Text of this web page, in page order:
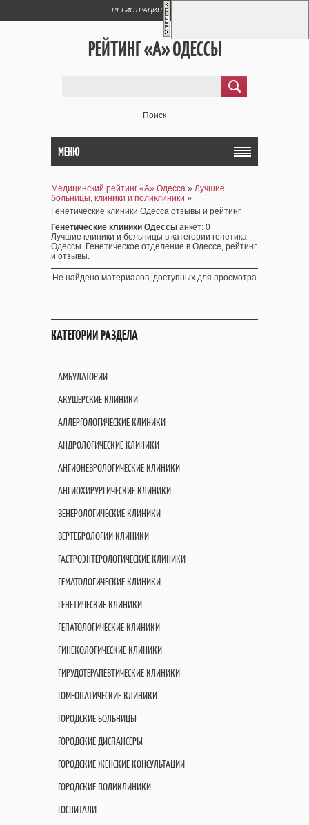
РЕГИСТРАЦИЯ
РЕЙТИНГ «А» ОДЕССЫ
Поиск
МЕНЮ
Медицинский рейтинг «А» Одесса » Лучшие
больницы, клиники и поликлиники »
Генетические клиники Одесса отзывы и рейтинг
Генетические клиники Одессы анкет: 0
Лучшие клиники и больницы в категории генетика
Одессы. Генетическое отделение в Одессе, рейтинг
и отзывы.
Не найдено материалов, доступных для просмотра
КАТЕГОРИИ РАЗДЕЛА
АМБУЛАТОРИИ
АКУШЕРСКИЕ КЛИНИКИ
АЛЛЕРГОЛОГИЧЕСКИЕ КЛИНИКИ
АНДРОЛОГИЧЕСКИЕ КЛИНИКИ
АНГИОНЕВРОЛОГИЧЕСКИЕ КЛИНИКИ
АНГИОХИРУРГИЧЕСКИЕ КЛИНИКИ
ВЕНЕРОЛОГИЧЕСКИЕ КЛИНИКИ
ВЕРТЕБРОЛОГИИ КЛИНИКИ
ГАСТРОЭНТЕРОЛОГИЧЕСКИЕ КЛИНИКИ
ГЕМАТОЛОГИЧЕСКИЕ КЛИНИКИ
ГЕНЕТИЧЕСКИЕ КЛИНИКИ
ГЕПАТОЛОГИЧЕСКИЕ КЛИНИКИ
ГИНЕКОЛОГИЧЕСКИЕ КЛИНИКИ
ГИРУДОТЕРАПЕВТИЧЕСКИЕ КЛИНИКИ
ГОМЕОПАТИЧЕСКИЕ КЛИНИКИ
ГОРОДСКИЕ БОЛЬНИЦЫ
ГОРОДСКИЕ ДИСПАНСЕРЫ
ГОРОДСКИЕ ЖЕНСКИЕ КОНСУЛЬТАЦИИ
ГОРОДСКИЕ ПОЛИКЛИНИКИ
ГОСПИТАЛИ